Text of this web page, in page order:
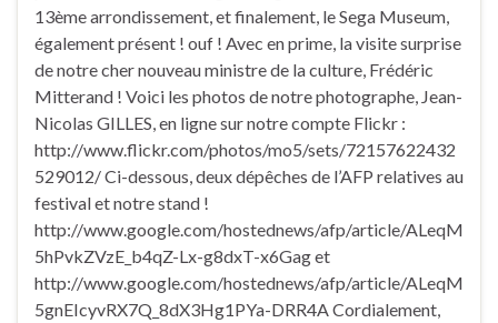
13ème arrondissement, et finalement, le Sega Museum,
également présent ! ouf ! Avec en prime, la visite surprise
de notre cher nouveau ministre de la culture, Frédéric
Mitterand ! Voici les photos de notre photographe, Jean-
Nicolas GILLES, en ligne sur notre compte Flickr :
http://www.flickr.com/photos/mo5/sets/72157622432
529012/ Ci-dessous, deux dépêches de l’AFP relatives au
festival et notre stand !
http://www.google.com/hostednews/afp/article/ALeqM
5hPvkZVzE_b4qZ-Lx-g8dxT-x6Gag et
http://www.google.com/hostednews/afp/article/ALeqM
5gnEIcyvRX7Q_8dX3Hg1PYa-DRR4A Cordialement,